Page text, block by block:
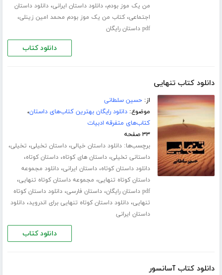
من یک موز بودم،دانلود داستان ایرانی،دانلود داستان
اجتماعی،کتاب من یک موز بودم محمد امین زینلی،
pdf داستان رایگان
دانلود کتاب
دانلود کتاب تنهایی
از:حسین سلطانی
موضوع:دانلود رایگان بهترین کتاب‌های داستان،
کتاب‌های متفرقه ادبیات
۳۳ صفحه
برچسب‌ها:دانلود داستان خیالی،داستان تخیلی، تخیلی،
داستانی تخیلی،داستان های کوتاه،داستان کوتاه،
دانلود داستان کوتاه،داستان ایرانی،دانلود مجموعه
داستان کوتاه تنهایی، مجموعه داستان کوتاه تنهایی،
pdf داستان رایگان ،داستان فارسی،دانلود داستان کوتاه
تنهایی،دانلود داستان کوتاه تنهایی برای اندروید،دانلود
داستان ایرانی
دانلود کتاب
دانلود کتاب آسانسور